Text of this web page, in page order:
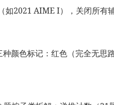
如2021 AIME I），关闭所有
颜色标记：红色（完全无思